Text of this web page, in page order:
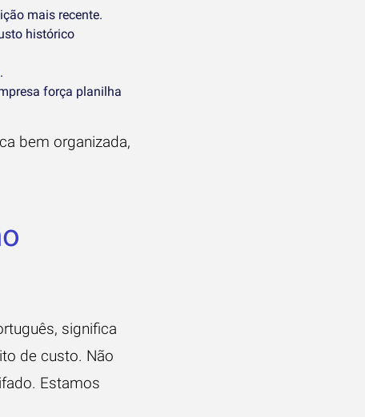
mais recente.
histórico
força planilha
bem organizada,
significa
de custo. Não
Estamos